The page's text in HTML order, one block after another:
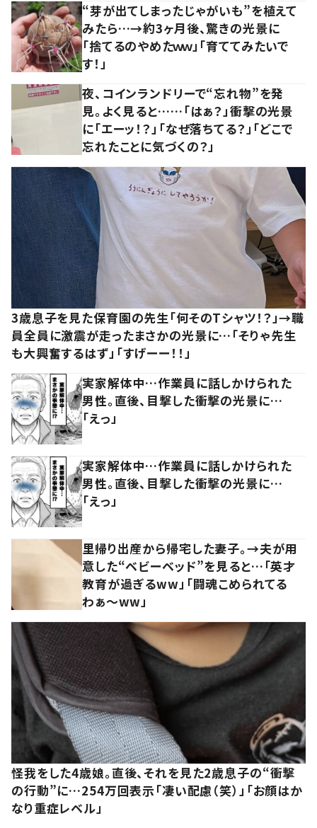
“芽が出てしまったじゃがいも”を植えて
みたら…→約3ヶ月後、驚きの光景に
「捨てるのやめたｗｗ」「育ててみたいで
す！」
夜、コインランドリーで“忘れ物”を発
見。よく見ると……「はぁ？」衝撃の光景
に「エーッ！？」「なぜ落ちてる？」「どこで
忘れたことに気づくの？」
3歳息子を見た保育園の先生「何そのTシャツ！？」→職
員全員に激震が走ったまさかの光景に…「そりゃ先生
も大興奮するはず」「すげーー！！」
実家解体中…作業員に話しかけられた
男性。直後、目撃した衝撃の光景に…
「えっ」
実家解体中…作業員に話しかけられた
男性。直後、目撃した衝撃の光景に…
「えっ」
里帰り出産から帰宅した妻子。→夫が用
意した“ベビーベッド”を見ると…「英才
教育が過ぎるww」「闘魂こめられてる
わぁ～ww」
怪我をした4歳娘。直後、それを見た2歳息子の“衝撃
の行動”に…254万回表示「凄い配慮（笑）」「お顔はか
なり重症レベル」